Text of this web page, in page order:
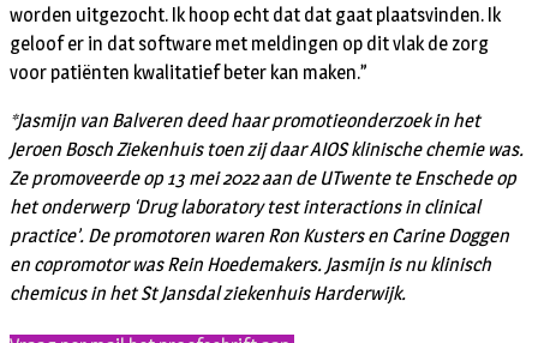
worden uitgezocht. Ik hoop echt dat dat gaat plaatsvinden. Ik
geloof er in dat software met meldingen op dit vlak de zorg
voor patiënten kwalitatief beter kan maken.”
*Jasmijn van Balveren deed haar promotieonderzoek in het
Jeroen Bosch Ziekenhuis toen zij daar AIOS klinische chemie was.
Ze promoveerde op 13 mei 2022 aan de UTwente te Enschede op
het onderwerp ‘Drug laboratory test interactions in clinical
practice’. De promotoren waren Ron Kusters en Carine Doggen
en copromotor was Rein Hoedemakers. Jasmijn is nu klinisch
chemicus in het St Jansdal ziekenhuis Harderwijk.